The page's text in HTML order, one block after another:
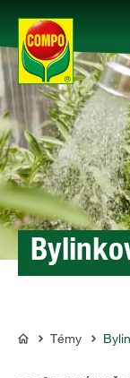
Produkty
Rady a tipy
Témy
COMPO
Témy